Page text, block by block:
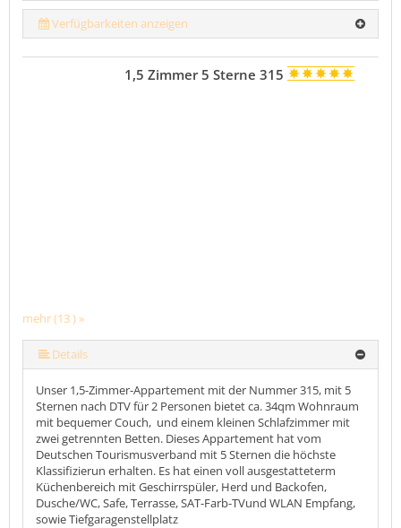
Verfügbarkeiten anzeigen
mehr (13 ) »
mehr (13 ) »
mehr (13 ) »
mehr (13 ) »
mehr (13 ) »
mehr (13 ) »
mehr (13 ) »
mehr (13 ) »
mehr (13 ) »
mehr (13 ) »
1,5 Zimmer 5 Sterne 315
Details
Unser 1,5-Zimmer-Appartement mit der Nummer 315, mit 5
Sternen nach DTV für 2 Personen bietet ca. 34qm Wohnraum
mit bequemer Couch, und einem kleinen Schlafzimmer mit
zwei getrennten Betten. Dieses Appartement hat vom
Deutschen Tourismusverband mit 5 Sternen die höchste
Klassifizierun erhalten. Es hat einen voll ausgestatteterm
Küchenbereich mit Geschirrspüler, Herd und Backofen,
Dusche/WC, Safe, Terrasse, SAT-Farb-TVund WLAN Empfang,
sowie Tiefgaragenstellplatz